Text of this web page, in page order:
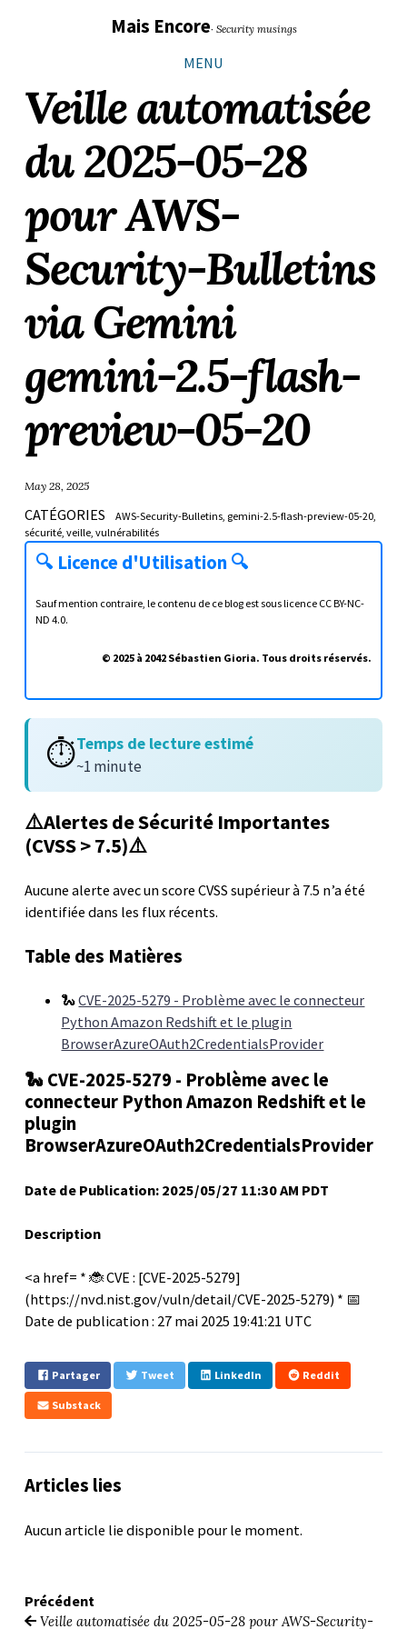
principale
page
Mais Encore· Security musings
MENU
Veille automatisée
du 2025-05-28
pour AWS-
Security-Bulletins
via Gemini
gemini-2.5-flash-
preview-05-20
May 28, 2025
CATÉGORIES AWS-Security-Bulletins gemini-2.5-flash-preview-05-20
sécurité veille vulnérabilités
🔍 Licence d'Utilisation 🔍
Sauf mention contraire, le contenu de ce blog est sous licence CC BY-NC-
ND 4.0.
© 2025 à 2042 Sébastien Gioria. Tous droits réservés.
⏱️Temps de lecture estimé
~1 minute
⚠️Alertes de Sécurité Importantes
(CVSS > 7.5)⚠️
Aucune alerte avec un score CVSS supérieur à 7.5 n’a été
identifiée dans les flux récents.
Table des Matières
🐍CVE-2025-5279 - Problème avec le connecteur
Python Amazon Redshift et le plugin
BrowserAzureOAuth2CredentialsProvider
🐍 CVE-2025-5279 - Problème avec le
connecteur Python Amazon Redshift et le
plugin
BrowserAzureOAuth2CredentialsProvider
Date de Publication: 2025/05/27 11:30 AM PDT
Description
<a href= * 🐞 CVE : [CVE-2025-5279]
(https://nvd.nist.gov/vuln/detail/CVE-2025-5279) * 📅
Date de publication : 27 mai 2025 19:41:21 UTC
Partager Tweet LinkedIn Reddit
Substack
Articles lies
Aucun article lie disponible pour le moment.
Précédent
Veille automatisée du 2025-05-28 pour AWS-Security-